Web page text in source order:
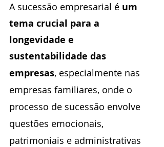
A sucessão empresarial é um
tema crucial para a
longevidade e
sustentabilidade das
empresas, especialmente nas
empresas familiares, onde o
processo de sucessão envolve
questões emocionais,
patrimoniais e administrativas